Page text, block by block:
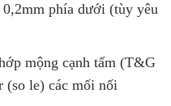
0,2mm phía dưới (tùy yêu
mộng cạnh tấm (T&G
(so le) các mối nối